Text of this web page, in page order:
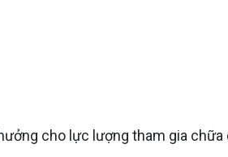
cho lực lượng tham gia chữa